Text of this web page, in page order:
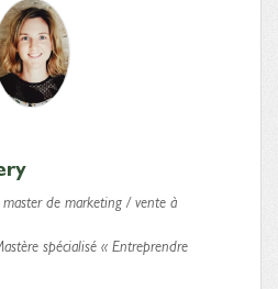
de marketing / vente à
spécialisé « Entreprendre